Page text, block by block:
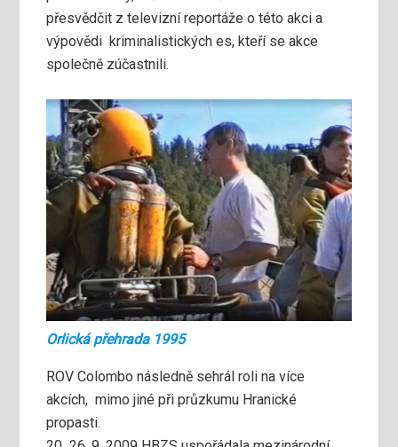
přesvědčit z televizní reportáže o této akci a
výpovědi kriminalistických es, kteří se akce
společně zúčastnili.
Orlická přehrada 1995
ROV Colombo následně sehrál roli na více
akcích, mimo jiné při průzkumu Hranické
propasti.